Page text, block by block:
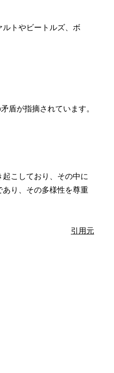
トやビートルズ、ボ
盾が指摘されています。
こしており、その中に
り、その多様性を尊重
引用元